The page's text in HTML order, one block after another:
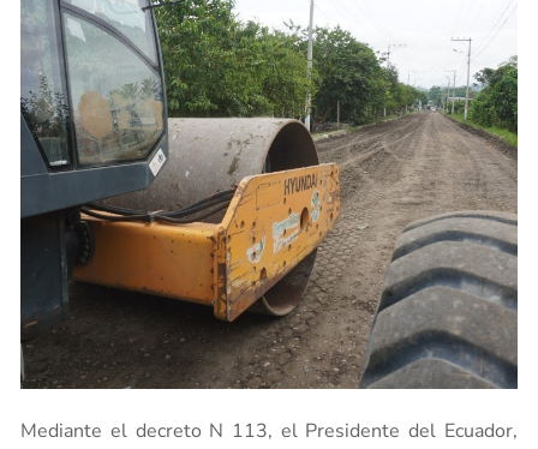
Mediante el decreto N 113, el Presidente del Ecuador,